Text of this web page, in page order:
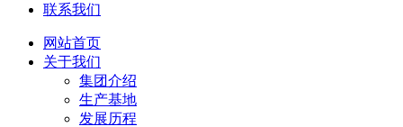
联系我们
网站首页
关于我们
集团介绍
生产基地
发展历程